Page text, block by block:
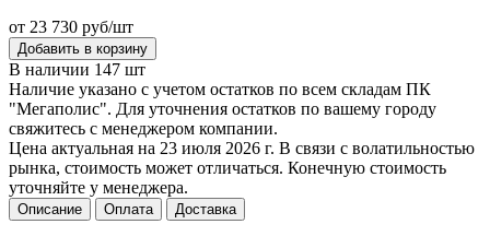
от 23 730 руб/шт
Добавить в корзину
В наличии 147 шт
Наличие указано с учетом остатков по всем складам ПК
"Мегаполис". Для уточнения остатков по вашему городу
свяжитесь с менеджером компании.
Цена актуальная на 23 июля 2026 г. В связи с волатильностью
рынка, стоимость может отличаться. Конечную стоимость
уточняйте у менеджера.
Описание Оплата Доставка